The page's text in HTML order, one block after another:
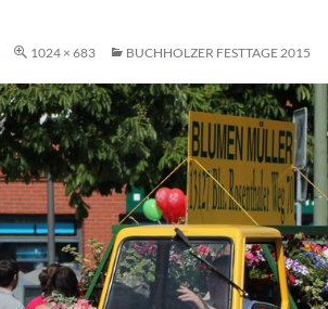
1024 × 683 BUCHHOLZER FESTTAGE 2015